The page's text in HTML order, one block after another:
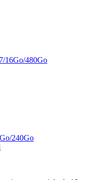
16Go/480Go
240Go